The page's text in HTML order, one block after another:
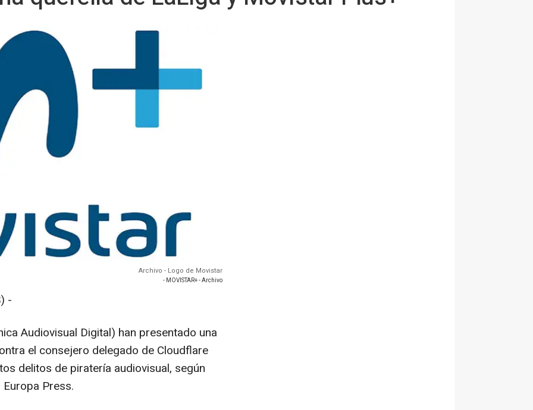
Archivo - Logo de Movistar
- MOVISTAR+ - Archivo
-
Audiovisual Digital) han presentado una
el consejero delegado de Cloudflare
delitos de piratería audiovisual, según
Press.